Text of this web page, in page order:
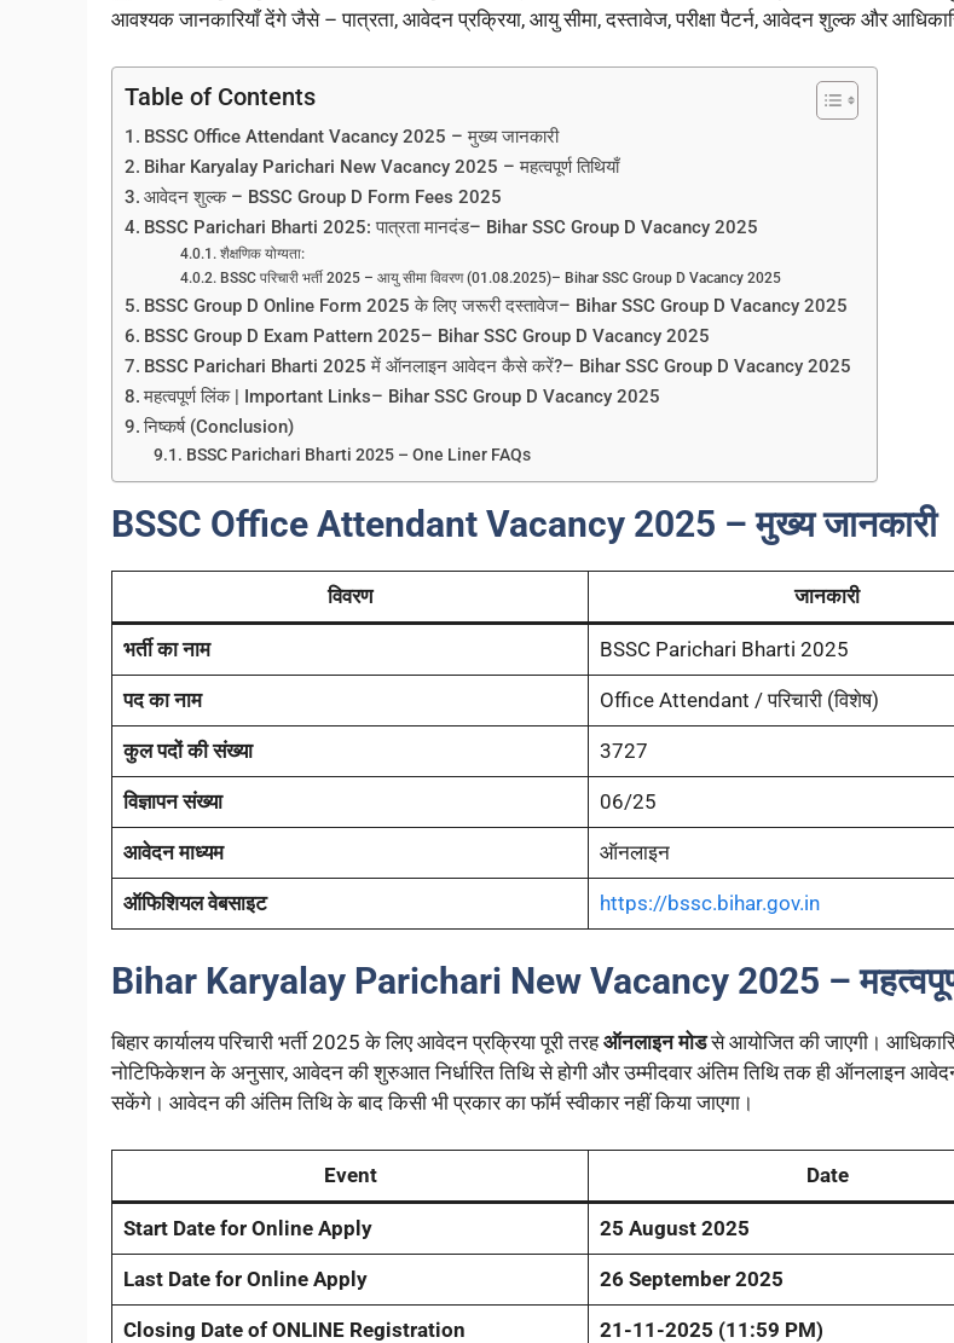
आवश्यक जानकारियाँ देंगे जैसे – पात्रता, आवेदन प्रक्रिया, आयु सीमा, दस्तावेज, परीक्षा पैटर्न, आवेदन शुल्क और
Table of Contents
BSSC Office Attendant Vacancy 2025 – मुख्य जानकारी
Bihar Karyalay Parichari New Vacancy 2025 – महत्वपूर्ण तिथियाँ
आवेदन शुल्क – BSSC Group D Form Fees 2025
BSSC Parichari Bharti 2025: पात्रता मानदंड– Bihar SSC Group D Vacancy 2025
शैक्षणिक योग्यता:
BSSC परिचारी भर्ती 2025 – आयु सीमा विवरण (01.08.2025)– Bihar SSC Group D Vacancy 2025
BSSC Group D Online Form 2025 के लिए जरूरी दस्तावेज– Bihar SSC Group D Vacancy 2025
BSSC Group D Exam Pattern 2025– Bihar SSC Group D Vacancy 2025
BSSC Parichari Bharti 2025 में ऑनलाइन आवेदन कैसे करें?– Bihar SSC Group D Vacancy 2025
महत्वपूर्ण लिंक | Important Links– Bihar SSC Group D Vacancy 2025
निष्कर्ष (Conclusion)
BSSC Parichari Bharti 2025 – One Liner FAQs
BSSC Office Attendant Vacancy 2025 – मुख्य जानकारी
विवरण जानकारी
भर्ती का नाम BSSC Parichari Bharti 2025
पद का नाम Office Attendant / परिचारी (विशेष)
कुल पदों की संख्या 3727
विज्ञापन संख्या 06/25
आवेदन माध्यम ऑनलाइन
ऑफिशियल वेबसाइट https://bssc.bihar.gov.in
Bihar Karyalay Parichari New Vacancy 2025 – महत्वपूर्ण
बिहार कार्यालय परिचारी भर्ती 2025 के लिए आवेदन प्रक्रिया पूरी तरहऑनलाइन मोडसे आयोजित की जाएगी।
नोटिफिकेशन के अनुसार, आवेदन की शुरुआत निर्धारित तिथि से होगी और उम्मीदवार अंतिम तिथि तक ही ऑनलाइन
सकेंगे। आवेदन की अंतिम तिथि के बाद किसी भी प्रकार का फॉर्म स्वीकार नहीं किया जाएगा।
Event Date
Start Date for Online Apply 25 August 2025
Last Date for Online Apply 26 September 2025
Closing Date of ONLINE Registration 21-11-2025 (11:59 PM)